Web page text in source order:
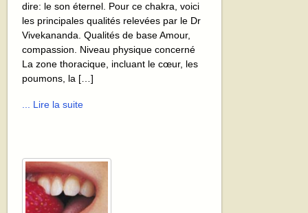
dire: le son éternel. Pour ce chakra, voici
les principales qualités relevées par le Dr
Vivekananda. Qualités de base Amour,
compassion. Niveau physique concerné
La zone thoracique, incluant le cœur, les
poumons, la […]
... Lire la suite